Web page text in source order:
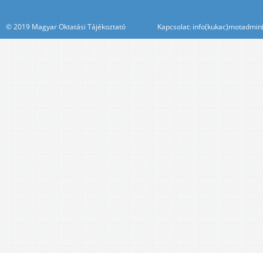
© 2019 Magyar Oktatási Tájékoztató Kapcsolat: